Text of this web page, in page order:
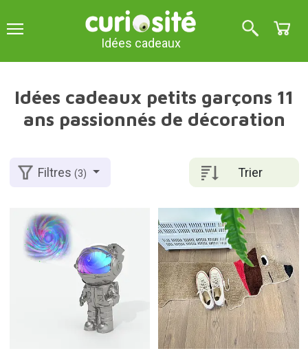
Idées cadeaux
Idées cadeaux petits garçons 11
ans passionnés de décoration
Trier
Filtres(3)